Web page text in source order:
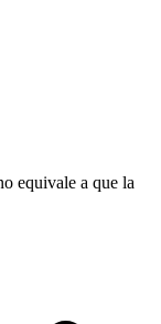
equivale a que la